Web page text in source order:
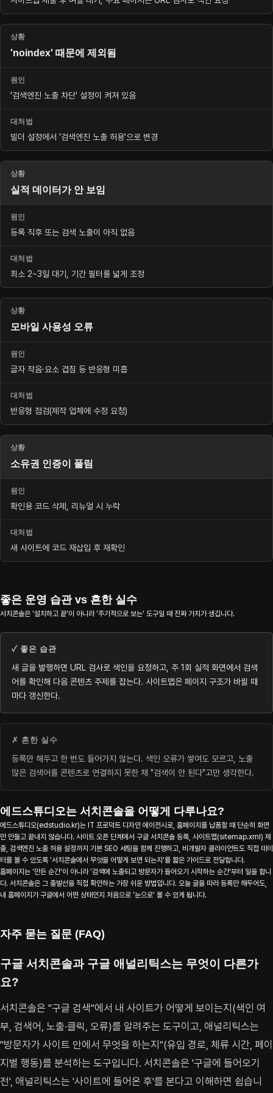
'noindex' 때문에 제외됨
'검색엔진 노출 차단' 설정이 켜져 있음
빌더 설정에서 '검색엔진 노출 허용'으로 변경
실적 데이터가 안 보임
등록 직후 또는 검색 노출이 아직 없음
최소 2~3일 대기, 기간 필터를 넓게 조정
모바일 사용성 오류
글자 작음·요소 겹침 등 반응형 미흡
반응형 점검(제작 업체에 수정 요청)
소유권 인증이 풀림
확인용 코드 삭제, 리뉴얼 시 누락
새 사이트에 코드 재삽입 후 재확인
좋은 운영 습관 vs 흔한 실수
서치콘솔은 '설치하고 끝'이 아니라 '주기적으로 보는' 도구일 때 진짜 가치가 생깁니다.
✓ 좋은 습관
새 글을 발행하면 URL 검사로 색인을 요청하고, 주 1회 실적 화면에서 검색
어를 확인해 다음 콘텐츠 주제를 잡는다. 사이트맵은 페이지 구조가 바뀔 때
마다 갱신한다.
✗ 흔한 실수
등록만 해두고 한 번도 들어가지 않는다. 색인 오류가 쌓여도 모르고, 노출
많은 검색어를 콘텐츠로 연결하지 못한 채 "검색이 안 된다"고만 생각한다.
에드스튜디오는 서치콘솔을 어떻게 다루나요?
에드스튜디오(edstudio.kr)는 IT 프로덕트 디자인 에이전시로, 홈페이지를 납품할 때 단순히 화면
만 만들고 끝내지 않습니다. 사이트 오픈 단계에서 구글 서치콘솔 등록, 사이트맵(sitemap.xml) 제
출, 검색엔진 노출 허용 설정까지 기본 SEO 세팅을 함께 진행하고, 비개발자 클라이언트도 직접 데이
터를 볼 수 있도록 '서치콘솔에서 무엇을 어떻게 보면 되는지'를 짧은 가이드로 전달합니다.
홈페이지는 '만든 순간'이 아니라 '검색에 노출되고 방문자가 들어오기 시작하는 순간'부터 일을 합니
다. 서치콘솔은 그 출발선을 직접 확인하는 가장 쉬운 방법입니다. 오늘 글을 따라 등록만 해두어도,
내 홈페이지가 구글에서 어떤 상태인지 처음으로 '눈으로' 볼 수 있게 됩니다.
자주 묻는 질문 (FAQ)
구글 서치콘솔과 구글 애널리틱스는 무엇이 다른가
요?
서치콘솔은 "구글 검색"에서 내 사이트가 어떻게 보이는지(색인 여
부, 검색어, 노출·클릭, 오류)를 알려주는 도구이고, 애널리틱스는
"방문자가 사이트 안에서 무엇을 하는지"(유입 경로, 체류 시간, 페이
지별 행동)를 분석하는 도구입니다. 서치콘솔은 '구글에 들어오기
전', 애널리틱스는 '사이트에 들어온 후'를 본다고 이해하면 쉽습니